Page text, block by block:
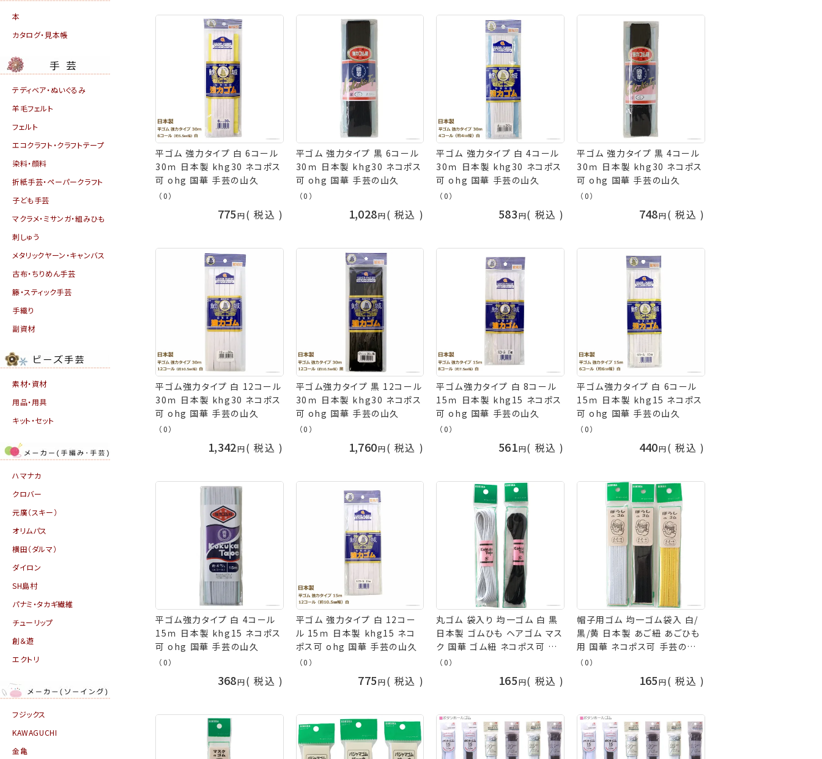
本
カタログ・見本帳
テディベア・ぬいぐるみ
羊毛フェルト
フェルト
エコクラフト・クラフトテープ
染料・顔料
折紙手芸・ペーパークラフト
子ども手芸
マクラメ・ミサンガ・組みひも
刺しゅう
メタリックヤーン・キャンバス
古布・ちりめん手芸
籐・スティック手芸
手織り
副資材
素材・資材
用品・用具
キット・セット
ハマナカ
クロバー
元廣（スキー）
オリムパス
横田（ダルマ）
ダイロン
SH島村
パナミ・タカギ繊維
チューリップ
創＆遊
エクトリ
フジックス
KAWAGUCHI
金亀
平ゴム 強力タイプ 白 6コール
30ｍ 日本製 khg30 ネコポス
可 ohg 国華 手芸の山久
（0）
775 税込
平ゴム 強力タイプ 黒 6コール
30ｍ 日本製 khg30 ネコポス
可 ohg 国華 手芸の山久
（0）
1,028 税込
平ゴム 強力タイプ 白 4コール
30ｍ 日本製 khg30 ネコポス
可 ohg 国華 手芸の山久
（0）
583 税込
平ゴム 強力タイプ 黒 4コール
30ｍ 日本製 khg30 ネコポス
可 ohg 国華 手芸の山久
（0）
748 税込
平ゴム強力タイプ 白 12コール
30ｍ 日本製 khg30 ネコポス
可 ohg 国華 手芸の山久
（0）
1,342 税込
平ゴム強力タイプ 黒 12コール
30ｍ 日本製 khg30 ネコポス
可 ohg 国華 手芸の山久
（0）
1,760 税込
平ゴム強力タイプ 白 8コール
15ｍ 日本製 khg15 ネコポス
可 ohg 国華 手芸の山久
（0）
561 税込
平ゴム強力タイプ 白 6コール
15ｍ 日本製 khg15 ネコポス
可 ohg 国華 手芸の山久
（0）
440 税込
平ゴム強力タイプ 白 4コール
15ｍ 日本製 khg15 ネコポス
可 ohg 国華 手芸の山久
（0）
368 税込
平ゴム 強力タイプ 白 12コー
ル 15ｍ 日本製 khg15 ネコ
ポス可 ohg 国華 手芸の山久
（0）
775 税込
丸ゴム 袋入り 均一ゴム 白 黒
日本製 ゴムひも ヘアゴム マス
ク 国華 ゴム紐 ネコポス可 手
芸の山久
（0）
165 税込
帽子用ゴム 均一ゴム袋入 白/
黒/黄 日本製 あご紐 あごひも
用 国華 ネコポス可 手芸の山
久
（0）
165 税込